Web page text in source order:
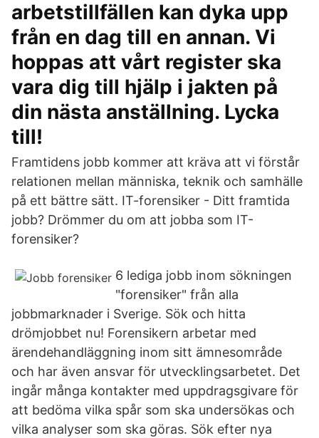
arbetstillfällen kan dyka upp
från en dag till en annan. Vi
hoppas att vårt register ska
vara dig till hjälp i jakten på
din nästa anställning. Lycka
till!
Framtidens jobb kommer att kräva att vi förstår
relationen mellan människa, teknik och samhälle
på ett bättre sätt. IT-forensiker - Ditt framtida
jobb? Drömmer du om att jobba som IT-
forensiker?
6 lediga jobb inom sökningen
"forensiker" från alla
jobbmarknader i Sverige. Sök och hitta
drömjobbet nu! Forensikern arbetar med
ärendehandläggning inom sitt ämnesområde
och har även ansvar för utvecklingsarbetet. Det
ingår många kontakter med uppdragsgivare för
att bedöma vilka spår som ska undersökas och
vilka analyser som ska göras. Sök efter nya